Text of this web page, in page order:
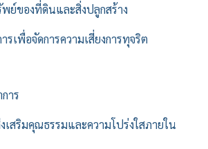
ย์ของที่ดินและสิ่งปลูกสร้าง
รเพื่อจัดการความเสี่ยงการทุจริต
าร
เสริมคุณธรรมและความโปร่งใสภายใน